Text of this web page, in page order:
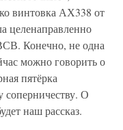
АХ338 от
целенаправленно
Конечно, не одна
можно говорить о
пятёрка
соперничеству. О
наш рассказ.